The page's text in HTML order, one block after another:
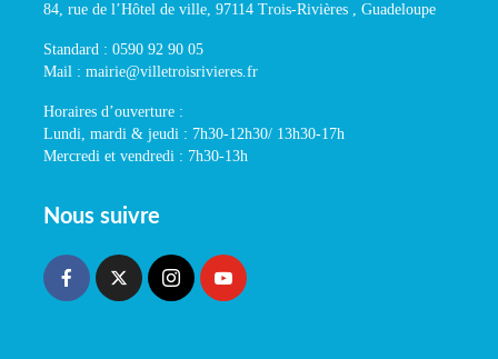
84, rue de l’Hôtel de ville, 97114 Trois-Rivières , Guadeloupe
Standard : 0590 92 90 05
Mail : mairie@villetroisrivieres.fr
Horaires d’ouverture :
Lundi, mardi & jeudi : 7h30-12h30/ 13h30-17h
Mercredi et vendredi : 7h30-13h
Nous suivre